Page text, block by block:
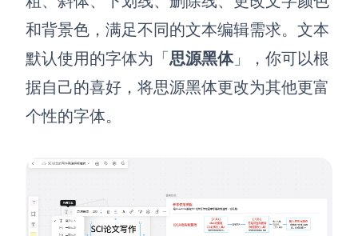
知识分享社区
探索创意灵感与高效协作技巧
定价
和背景色，满足不同的文本编辑需求。文本
默认使用的字体为「 思源黑体」，你可以根
据自己的喜好，将思源黑体更改为其他更富
个性的字体。